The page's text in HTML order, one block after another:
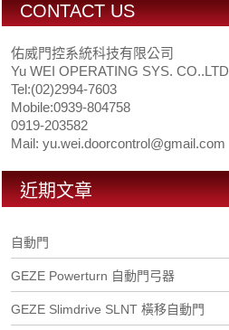
CONTACT US
佑威門控系統科技有限公司
Yu WEI OPERATING SYS. CO..LTD
Tel:(02)2994-7603
Mobile:0939-804758
0919-203582
Mail: yu.wei.doorcontrol@gmail.com
近期文章
自動門
GEZE Powerturn 自動門弓器
GEZE Slimdrive SLNT 橫移自動門